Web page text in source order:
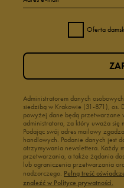
Oferta
Administratorem danych
siedzibą w Krakowie (31-871), os.
powyżej dane będą przetwarzane
administratora, za który uważa się
Podając swój adres mailowy
handlowych. Podanie danych jest
otrzymywania newslettera. Każdy
przetwarzania, a także żądania
lub ograniczenia przetwarzania
nadzorczego. Pełną treść
znaleźć w Polityce prywatności.